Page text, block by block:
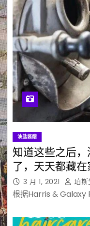
油盐酱醋
知道这些之后
了，天天都藏在
3 月 1, 2021 珀斯
根据Harris & Galaxy